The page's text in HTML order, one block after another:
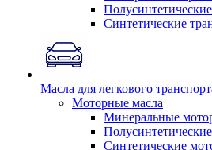
Синтетические
Масла для легкового
Моторные масла
Минеральные
Синтетические